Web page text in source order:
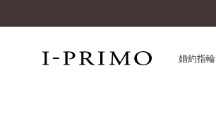
婚約指輪